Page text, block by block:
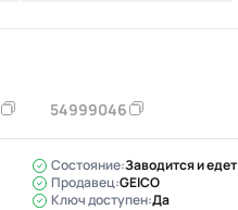
54999046
Состояние:Заводится и едет
Продавец:GEICO
Ключ доступен:Да